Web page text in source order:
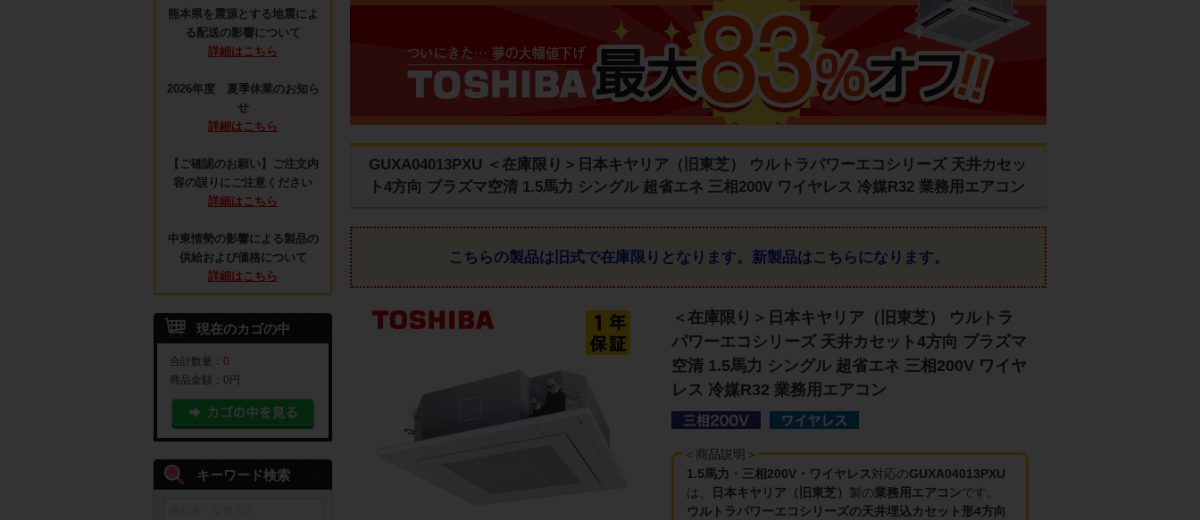
GUXA04013PXU ＜在庫限り＞日本キヤリア（旧東芝） ウルトラパワーエコシリーズ 天井カセッ
ト4方向 プラズマ空清 1.5馬力 シングル 超省エネ 三相200V ワイヤレス 冷媒R32 業務用エアコン
こちらの製品は旧式で在庫限りとなります。 新製品はこちらになります。
＜在庫限り＞日本キヤリア（旧東芝） ウルトラ
パワーエコシリーズ 天井カセット4方向 プラズマ
空清 1.5馬力 シングル 超省エネ 三相200V ワイヤ
レス 冷媒R32 業務用エアコン
＜商品説明＞
1.5馬力・三相200V・ワイヤレス対応のGUXA04013PXU
は、
日本キヤリア（旧東芝） 製の業務用エアコンです。
ウルトラパワーエコシリーズの天井埋込カセット形4方向
熊本県を震源とする地震によ
る配送の影響について
詳細はこちら
2026年度 夏季休業のお知ら
せ
詳細はこちら
【ご確認のお願い】ご注文内
容の誤りにご注意ください
詳細はこちら
中東情勢の影響による製品の
供給および価格について
詳細はこちら
現在のカゴの中
合計数量： 0
商品金額： 0円
キーワード検索